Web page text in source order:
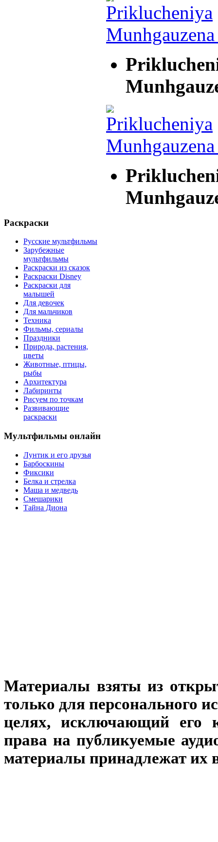
Раскраски
Русские мультфильмы
Зарубежные
мультфильмы
Раскраски из сказок
Раскраски Disney
Раскраски для
малышей
Для девочек
Для мальчиков
Техника
Фильмы, сериалы
Праздники
Природа, растения,
цветы
Животные, птицы,
рыбы
Архитектура
Лабиринты
Рисуем по точкам
Развивающие
раскраски
Мультфильмы онлайн
Лунтик и его друзья
Барбоскины
Фиксики
Белка и стрелка
Маша и медведь
Смешарики
Тайна Диона
Материалы взяты из
только для персонального
целях, исключающий его
права на публикуемые
материалы принадлежат их